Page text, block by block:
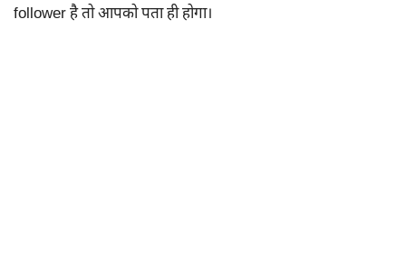
follower है तो आपको पता ही होगा।